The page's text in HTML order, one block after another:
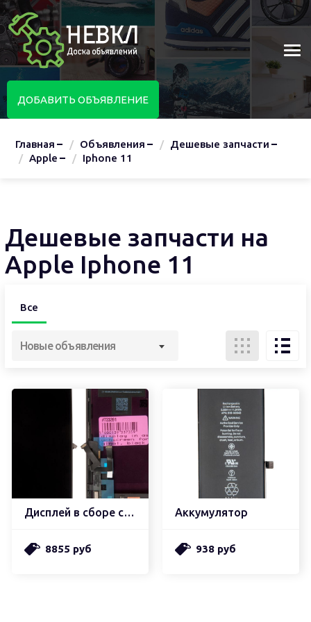
ДОБАВИТЬ ОБЪЯВЛЕНИЕ
Главная Объявления
Дешевые запчасти
Apple
Iphone 11
Дешевые запчасти на
Apple Iphone 11
Все
Новые объявления
Дисплей в сборе с тачскрином
8855 руб
Аккумулятор
938 руб